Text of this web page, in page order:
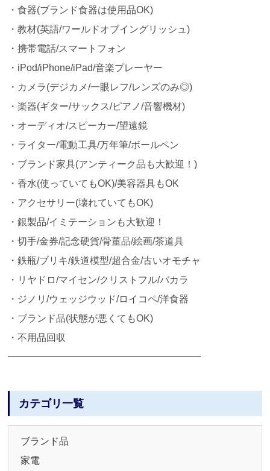
・食器(ブランド食器は使用品OK)
・教材(英語/ワールドオブイングリッシュ)
・携帯電話/スマートフォン
・iPod/iPhone/iPad/音楽プレーヤー
・カメラ(デジカメ/一眼レフ/レンズのみ◎)
・楽器(ギター/サックス/ピアノ/音響機材)
・オーディオ/スピーカー/望遠鏡
・ライター/電動工具/万年筆/ボールペン
・ブランド家具(アンティーク品も大歓迎！)
・香水(使っていてもOK)/美容器具もOK
・アクセサリー(壊れていてもOK)
・銀製品/イミテーションも大歓迎！
・切手/金券/記念硬貨/骨董品/絵画/茶道具
・鉄瓶/ブリキ/鉄道模型/超合金/古いオモチャ
・リヤドロ/マイセン/クリストフル/バカラ
・ジノリ/ウェッジウッド/ロイコペ/洋食器
・ブランド品(状態が悪くてもOK)
・不用品回収
━━━━━━━━━━━━━━━━━━━━
カテゴリ一覧
ブランド品
家電